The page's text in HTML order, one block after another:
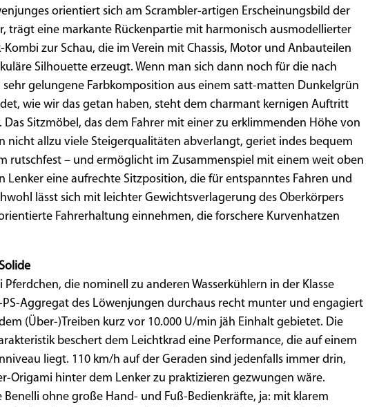
orientiert sich am Scrambler-artigen Erscheinungsbild der
trägt eine markante Rückenpartie mit harmonisch ausmodellierter
Kombi zur Schau, die im Verein mit Chassis, Motor und Anbauteilen
Silhouette erzeugt. Wenn man sich dann noch für die nach
gelungene Farbkomposition aus einem satt-matten Dunkelgrün
wie wir das getan haben, steht dem charmant kernigen Auftritt
Das Sitzmöbel, das dem Fahrer mit einer zu erklimmenden Höhe von
nicht allzu viele Steigerqualitäten abverlangt, geriet indes bequem
rutschfest – und ermöglicht im Zusammenspiel mit einem weit oben
Lenker eine aufrechte Sitzposition, die für entspanntes Fahren und
lässt sich mit leichter Gewichtsverlagerung des Oberkörpers
Fahrerhaltung einnehmen, die forschere Kurvenhatzen
Pferdchen, die nominell zu anderen Wasserkühlern in der Klasse
PS-Aggregat des Löwenjungen durchaus recht munter und engagiert
(Über-)Treiben kurz vor 10.000 U/min jäh Einhalt gebietet. Die
beschert dem Leichtkrad eine Performance, die auf einem
liegt. 110 km/h auf der Geraden sind jedenfalls immer drin,
Origami hinter dem Lenker zu praktizieren gezwungen wäre.
Benelli ohne große Hand- und Fuß-Bedienkräfte, ja: mit klarem